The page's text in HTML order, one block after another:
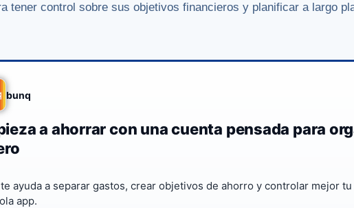
tener control sobre sus objetivos financieros y planificar a largo
bunq
a ahorrar con una cuenta pensada para
ayuda a separar gastos, crear objetivos de ahorro y controlar mejor
app.